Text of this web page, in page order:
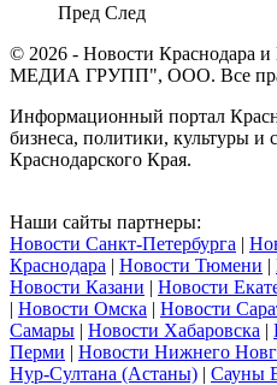
Пред След
© 2026 - Новости Краснодара
МЕДИА ГРУПП", ООО. Все
Информационный портал
бизнеса, политики, культуры и
Краснодарского Края.
Наши сайты партнеры:
Новости Санкт-Петербурга |
Краснодара | Новости Тюмени |
Новости Казани | Новости
| Новости Омска | Новости
Самары | Новости Хабаровска |
Перми | Новости Нижнего
Нур-Султана (Астаны) | Сауны